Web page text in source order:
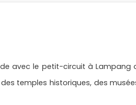
avec le petit-circuit à Lampang
temples historiques, des